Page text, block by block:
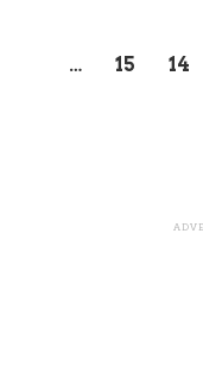
14
15
…